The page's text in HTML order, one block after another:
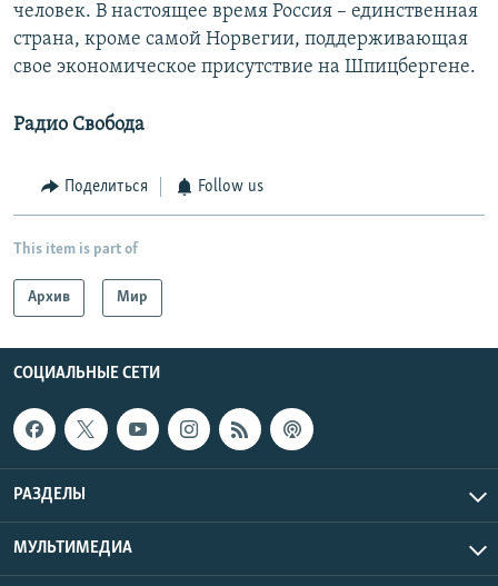
человек. В настоящее время Россия – единственная
страна, кроме самой Норвегии, поддерживающая
свое экономическое присутствие на Шпицбергене.
Радио Свобода
Поделиться Follow us
This item is part of
Архив Мир
СОЦИАЛЬНЫЕ СЕТИ
РАЗДЕЛЫ
МУЛЬТИМЕДИА